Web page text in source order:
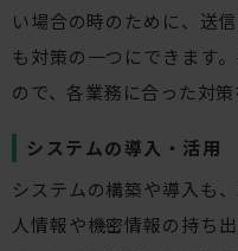
い場合の時のために、送
も対策の一つにできます
ので、各業務に合った対
システムの導入・活用
システムの構築や導入も
人情報や機密情報の持ち